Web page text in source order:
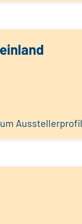
Ausstellerprofil